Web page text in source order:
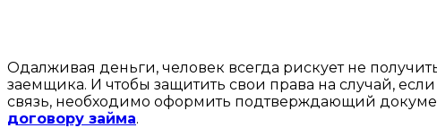
Одалживая деньги, человек всегда рискует не
заемщика. И чтобы защитить свои права на случай,
связь, необходимо оформить подтверждающий
договору займа.